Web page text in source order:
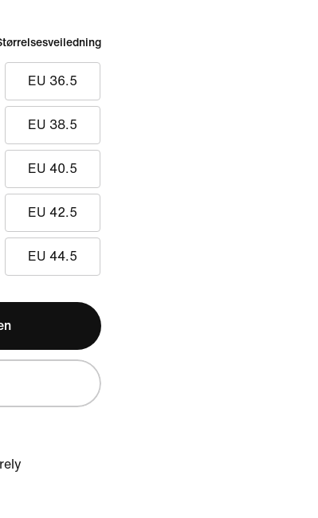
EU 36.5
EU 38.5
EU 40.5
EU 42.5
EU 44.5